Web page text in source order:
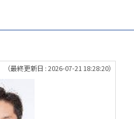
（最終更新日 : 2026-07-21 18:28:20）